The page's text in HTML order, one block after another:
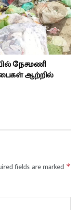
நேசமணி
ஆற்றில்
fields are marked *